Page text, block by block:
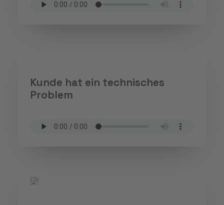
Kunde hat ein technisches
Problem